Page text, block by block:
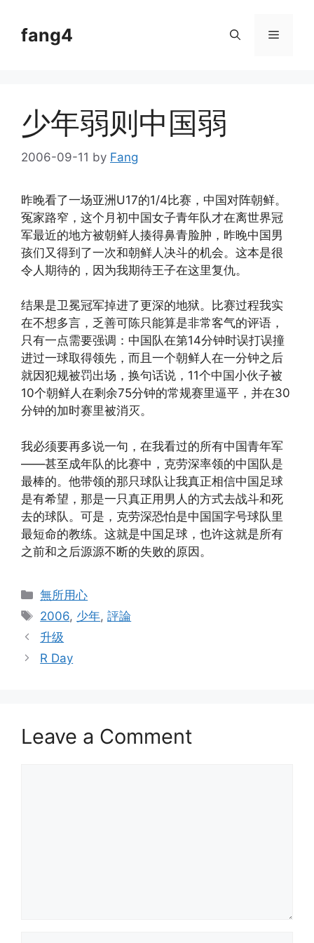
contentfang4 Menu
少年弱则中国弱
2006-09-11 by Fang
昨晚看了一场亚洲U17的1/4比赛，中国对阵朝鲜。
冤家路窄，这个月初中国女子青年队才在离世界冠
军最近的地方被朝鲜人揍得鼻青脸肿，昨晚中国男
孩们又得到了一次和朝鲜人决斗的机会。这本是很
令人期待的，因为我期待王子在这里复仇。
结果是卫冕冠军掉进了更深的地狱。比赛过程我实
在不想多言，乏善可陈只能算是非常客气的评语，
只有一点需要强调：中国队在第14分钟时误打误撞
进过一球取得领先，而且一个朝鲜人在一分钟之后
就因犯规被罚出场，换句话说，11个中国小伙子被
10个朝鲜人在剩余75分钟的常规赛里逼平，并在30
分钟的加时赛里被消灭。
我必须要再多说一句，在我看过的所有中国青年军
——甚至成年队的比赛中，克劳深率领的中国队是
最棒的。他带领的那只球队让我真正相信中国足球
是有希望，那是一只真正用男人的方式去战斗和死
去的球队。可是，克劳深恐怕是中国国字号球队里
最短命的教练。这就是中国足球，也许这就是所有
之前和之后源源不断的失败的原因。
Categories
無所用心
Tags
2006, 少年,評論
升级
R Day
Leave a Comment